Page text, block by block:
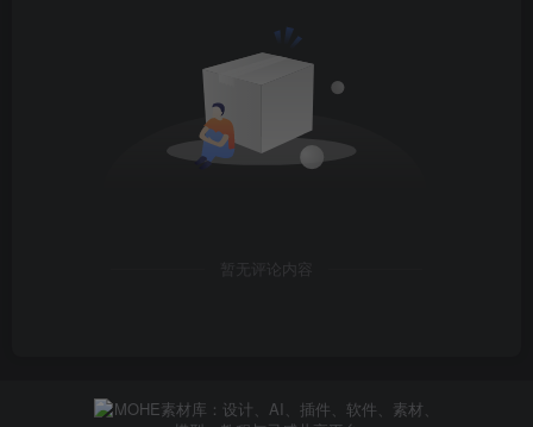
暂无评论内容